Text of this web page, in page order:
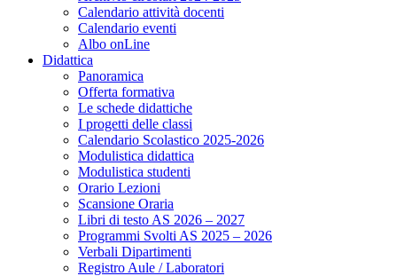
Calendario attività docenti
Calendario eventi
Albo onLine
Didattica
Panoramica
Offerta formativa
Le schede didattiche
I progetti delle classi
Calendario Scolastico 2025-2026
Modulistica didattica
Modulistica studenti
Orario Lezioni
Scansione Oraria
Libri di testo AS 2026 – 2027
Programmi Svolti AS 2025 – 2026
Verbali Dipartimenti
Registro Aule / Laboratori